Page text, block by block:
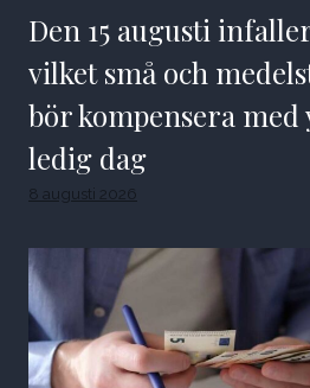
Den 15 augusti
vilket små och
bör kompensera
ledig dag
8 augusti 2026